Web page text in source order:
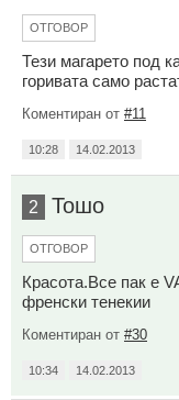
ОТГОВОР
Тези магарето под
горивата само
Коментиран от #11
10:28 14.02.2013
2 Тошо
ОТГОВОР
Красота.Все пак е
френски тенекии
Коментиран от #30
10:34 14.02.2013